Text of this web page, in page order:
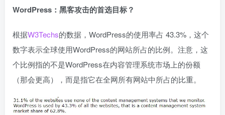
WordPress：黑客攻击的首选目标？
根据W3Techs的数据，WordPress的使用率占 43.3%，这个
数字表示全球使用WordPress的网站所占的比例。注意，这
个比例指的不是WordPress在内容管理系统市场上的份额
（那会更高），而是指它在全网所有网站中所占的比重。